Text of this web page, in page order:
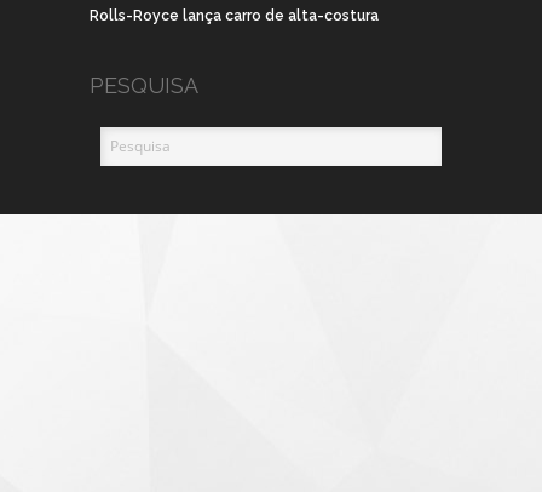
Rolls-Royce lança carro de alta-costura
PESQUISA